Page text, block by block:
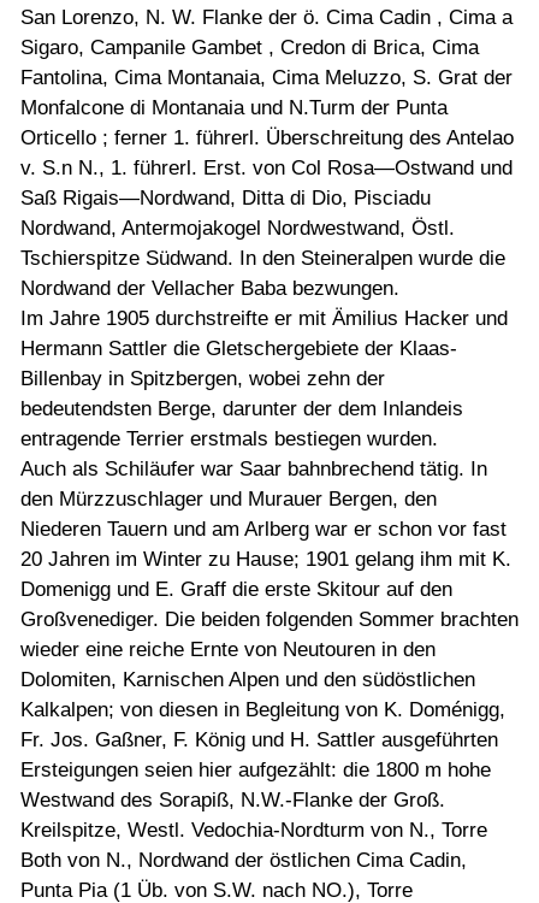
San Lorenzo, N. W. Flanke der ö. Cima Cadin , Cima a
Sigaro, Campanile Gambet , Credon di Brica, Cima
Fantolina, Cima Montanaia, Cima Meluzzo, S. Grat der
Monfalcone di Montanaia und N.Turm der Punta
Orticello ; ferner 1. führerl. Überschreitung des Antelao
v. S.n N., 1. führerl. Erst. von Col Rosa—Ostwand und
Saß Rigais—Nordwand, Ditta di Dio, Pisciadu
Nordwand, Antermojakogel Nordwestwand, Östl.
Tschierspitze Südwand. In den Steineralpen wurde die
Nordwand der Vellacher Baba bezwungen.
Im Jahre 1905 durchstreifte er mit Ämilius Hacker und
Hermann Sattler die Gletschergebiete der Klaas-
Billenbay in Spitzbergen, wobei zehn der
bedeutendsten Berge, darunter der dem Inlandeis
entragende Terrier erstmals bestiegen wurden.
Auch als Schiläufer war Saar bahnbrechend tätig. In
den Mürzzuschlager und Murauer Bergen, den
Niederen Tauern und am Arlberg war er schon vor fast
20 Jahren im Winter zu Hause; 1901 gelang ihm mit K.
Domenigg und E. Graff die erste Skitour auf den
Großvenediger. Die beiden folgenden Sommer brachten
wieder eine reiche Ernte von Neutouren in den
Dolomiten, Karnischen Alpen und den südöstlichen
Kalkalpen; von diesen in Begleitung von K. Doménigg,
Fr. Jos. Gaßner, F. König und H. Sattler ausgeführten
Ersteigungen seien hier aufgezählt: die 1800 m hohe
Westwand des Sorapiß, N.W.-Flanke der Groß.
Kreilspitze, Westl. Vedochia-Nordturm von N., Torre
Both von N., Nordwand der östlichen Cima Cadin,
Punta Pia (1 Üb. von S.W. nach NO.), Torre